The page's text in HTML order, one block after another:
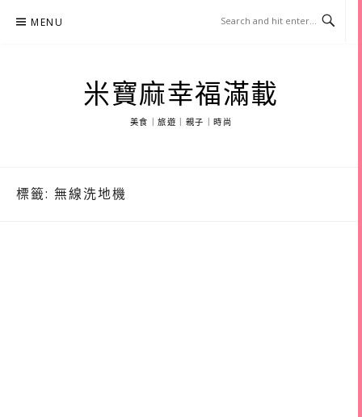
MENU
米寶麻幸福滿載
美食｜旅遊｜親子｜時尚
標籤: 無線洗地機